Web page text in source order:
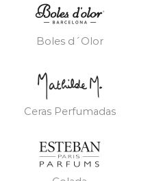
Boles d´Olor
Ceras Perfumadas